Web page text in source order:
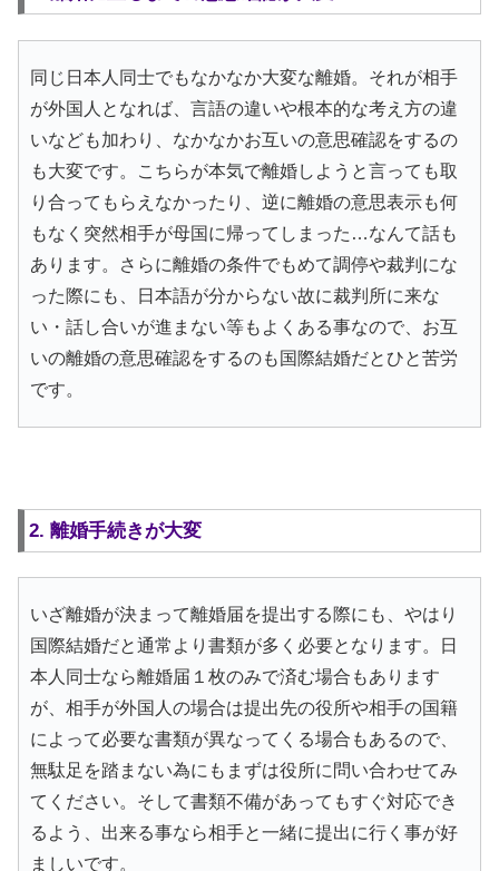
同じ日本人同士でもなかなか大変な離婚。それが相手
が外国人となれば、言語の違いや根本的な考え方の違
いなども加わり、なかなかお互いの意思確認をするの
も大変です。こちらが本気で離婚しようと言っても取
り合ってもらえなかったり、逆に離婚の意思表示も何
もなく突然相手が母国に帰ってしまった…なんて話も
あります。さらに離婚の条件でもめて調停や裁判にな
った際にも、日本語が分からない故に裁判所に来な
い・話し合いが進まない等もよくある事なので、お互
いの離婚の意思確認をするのも国際結婚だとひと苦労
です。
2. 離婚手続きが大変
いざ離婚が決まって離婚届を提出する際にも、やはり
国際結婚だと通常より書類が多く必要となります。日
本人同士なら離婚届１枚のみで済む場合もあります
が、相手が外国人の場合は提出先の役所や相手の国籍
によって必要な書類が異なってくる場合もあるので、
無駄足を踏まない為にもまずは役所に問い合わせてみ
てください。そして書類不備があってもすぐ対応でき
るよう、出来る事なら相手と一緒に提出に行く事が好
ましいです。